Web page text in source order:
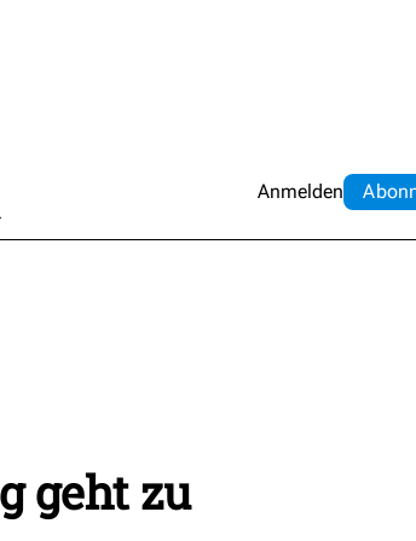
Anmelden Abo
geht zu